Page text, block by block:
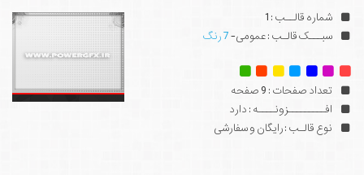
شماره قالــب : 1
سبـــک قالـب : عمومی-7 رنگ
تعداد صفحات : 9 صفحه
افـــــــــزونــــه : دارد
نوع قالـب : رایگان و سفارشی